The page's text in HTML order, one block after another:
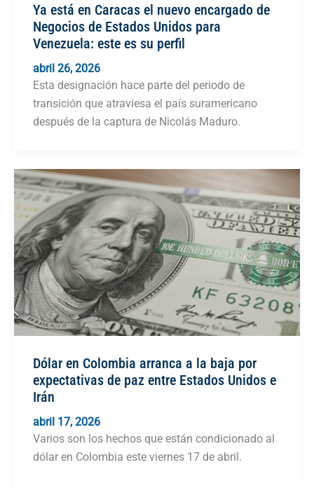
Ya está en Caracas el nuevo encargado de
Negocios de Estados Unidos para
Venezuela: este es su perfil
abril 26, 2026
Esta designación hace parte del periodo de
transición que atraviesa el país suramericano
después de la captura de Nicolás Maduro.
Dólar en Colombia arranca a la baja por
expectativas de paz entre Estados Unidos e
Irán
abril 17, 2026
Varios son los hechos que están condicionado al
dólar en Colombia este viernes 17 de abril.